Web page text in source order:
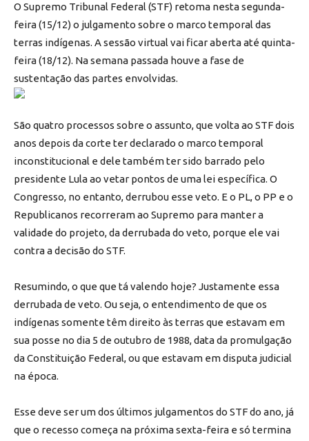
O Supremo Tribunal Federal (STF) retoma nesta segunda-
feira (15/12) o julgamento sobre o marco temporal das
terras indígenas. A sessão virtual vai ficar aberta até quinta-
feira (18/12). Na semana passada houve a fase de
sustentação das partes envolvidas.
São quatro processos sobre o assunto, que volta ao STF dois
anos depois da corte ter declarado o marco temporal
inconstitucional e dele também ter sido barrado pelo
presidente Lula ao vetar pontos de uma lei específica. O
Congresso, no entanto, derrubou esse veto. E o PL, o PP e o
Republicanos recorreram ao Supremo para manter a
validade do projeto, da derrubada do veto, porque ele vai
contra a decisão do STF.
Resumindo, o que que tá valendo hoje? Justamente essa
derrubada de veto. Ou seja, o entendimento de que os
indígenas somente têm direito às terras que estavam em
sua posse no dia 5 de outubro de 1988, data da promulgação
da Constituição Federal, ou que estavam em disputa judicial
na época.
Esse deve ser um dos últimos julgamentos do STF do ano, já
que o recesso começa na próxima sexta-feira e só termina